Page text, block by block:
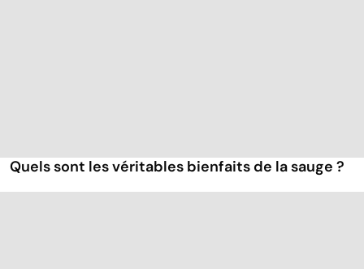
Quels sont les véritables bienfaits de la sauge ?